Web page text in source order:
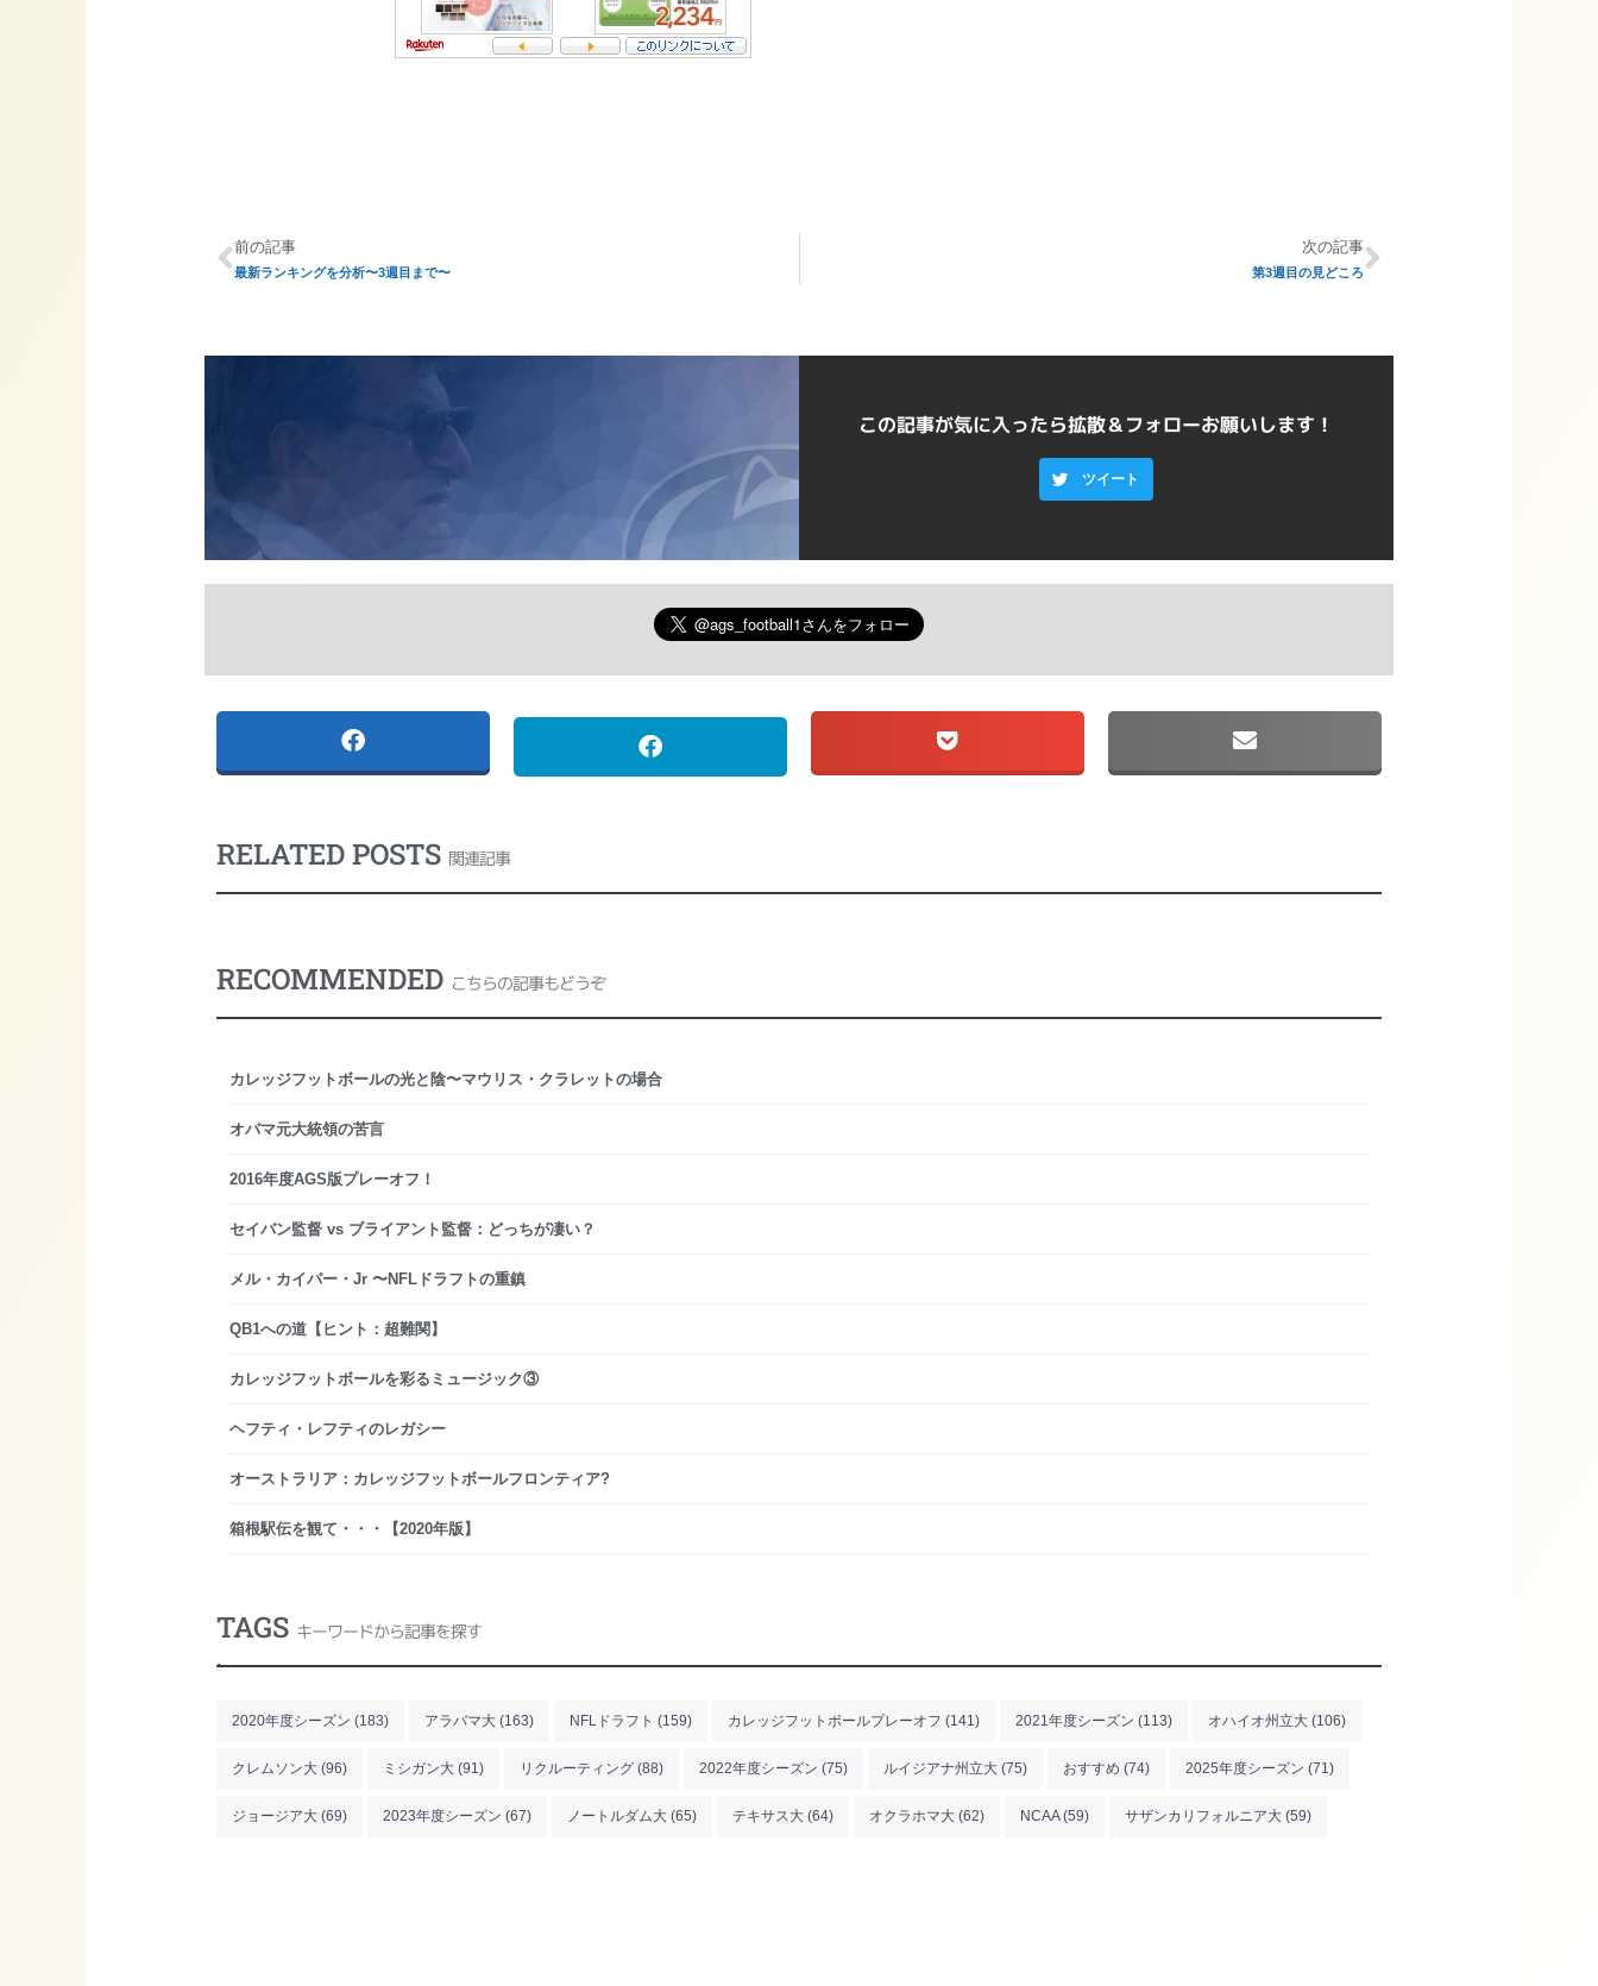
前の記事
最新ランキングを分析〜3週目まで〜
次の記事
第3週目の見どころ
この記事が気に入ったら拡散＆フォローお願いします！
ツイート
RELATED POSTS 関連記事
RECOMMENDED こちらの記事もどうぞ
カレッジフットボールの光と陰〜マウリス・クラレットの場合
オバマ元大統領の苦言
2016年度AGS版プレーオフ！
セイバン監督 vs ブライアント監督：どっちが凄い？
メル・カイパー・Jr 〜NFLドラフトの重鎮
QB1への道【ヒント：超難関】
カレッジフットボールを彩るミュージック③
ヘフティ・レフティのレガシー
オーストラリア：カレッジフットボールフロンティア?
箱根駅伝を観て・・・【2020年版】
TAGS キーワードから記事を探す
.
2020年度シーズン (183) アラバマ大 (163) NFLドラフト (159) カレッジフットボールプレーオフ (141) 2021年度シーズン (113) オハイオ州立大 (106)
クレムソン大 (96) ミシガン大 (91) リクルーティング (88) 2022年度シーズン (75) ルイジアナ州立大 (75) おすすめ (74) 2025年度シーズン (71)
ジョージア大 (69) 2023年度シーズン (67) ノートルダム大 (65) テキサス大 (64) オクラホマ大 (62) NCAA(59) サザンカリフォルニア大 (59)